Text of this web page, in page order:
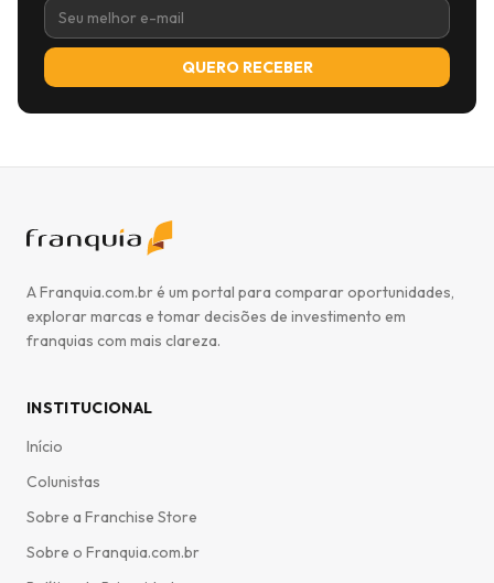
QUERO RECEBER
A Franquia.com.br é um portal para comparar oportunidades,
explorar marcas e tomar decisões de investimento em
franquias com mais clareza.
INSTITUCIONAL
Início
Colunistas
Sobre a Franchise Store
Sobre o Franquia.com.br